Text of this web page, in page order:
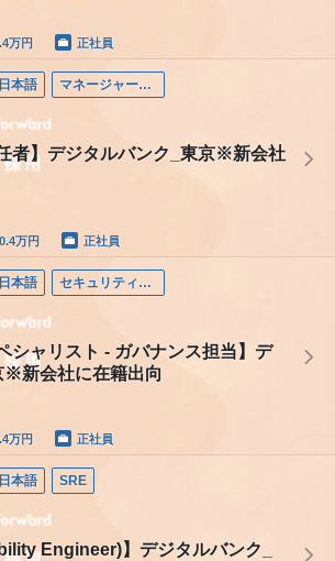
万円 正社員
日本語 マネージャー（エンジニア）
者】デジタルバンク_東京※新会社
万円 正社員
日本語 セキュリティエンジニア
シャリスト - ガバナンス担当】デ
※新会社に在籍出向
万円 正社員
日本語 SRE
Engineer)】デジタルバンク_